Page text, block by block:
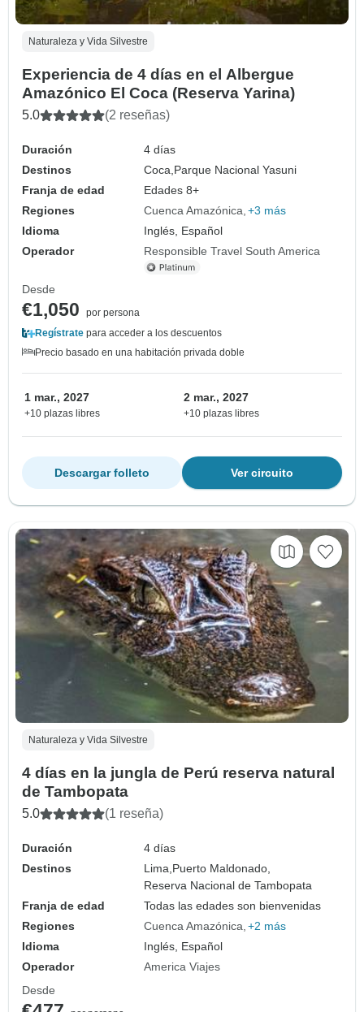
Naturaleza y Vida Silvestre
Experiencia de 4 días en el Albergue
Amazónico El Coca (Reserva Yarina)
5.0 (2 reseñas)
Duración
4 días
Destinos
Coca, Parque Nacional Yasuni
Franja de edad
Edades 8+
Regiones
Cuenca Amazónica +3 más
Idioma
Inglés, Español
Operador
Responsible Travel South America
Desde
€1,050
por persona
Regístrate para acceder a los descuentos
Precio basado en una habitación privada doble
1 mar., 2027
+10 plazas libres
2 mar., 2027
+10 plazas libres
Ver circuito
Descargar folleto
Naturaleza y Vida Silvestre
4 días en la jungla de Perú reserva natural
de Tambopata
5.0 (1 reseña)
Duración
4 días
Destinos
Lima, Puerto Maldonado,
Reserva Nacional de Tambopata
Franja de edad
Todas las edades son bienvenidas
Regiones
Cuenca Amazónica +2 más
Idioma
Inglés, Español
Operador
America Viajes
Desde